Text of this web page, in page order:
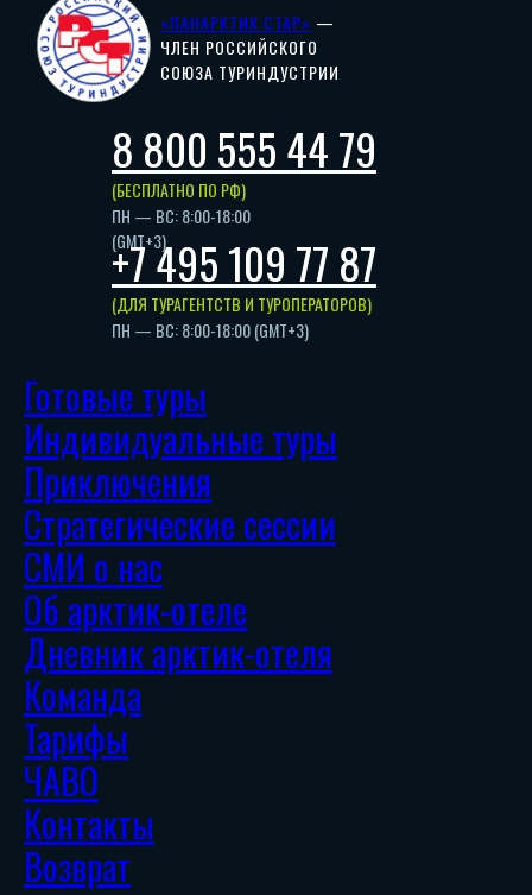
«ПАНАРКТИК СТАР» —
ЧЛЕН РОССИЙСКОГО
СОЮЗА ТУРИНДУСТРИИ
8 800 555 44 79
(БЕСПЛАТНО ПО РФ)
ПН — ВС: 8:00-18:00
(GMT+3)
+7 495 109 77 87
(ДЛЯ ТУРАГЕНТСТВ И ТУРОПЕРАТОРОВ)
ПН — ВС: 8:00-18:00 (GMT+3)
Готовые туры
Индивидуальные туры
Приключения
Стратегические сессии
СМИ о нас
Об арктик-отеле
Дневник арктик-отеля
Команда
Тарифы
ЧАВО
Контакты
Возврат